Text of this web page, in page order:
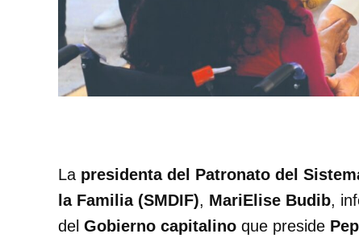
La presidenta del Patronato del
la Familia (SMDIF), MariElise Budib,
del Gobierno capitalino que preside